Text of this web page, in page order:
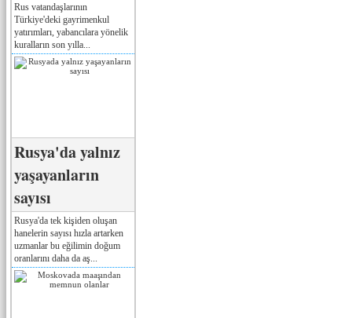
Rus vatandaşlarının
Türkiye'deki gayrimenkul
yatırımları, yabancılara yönelik
kuralların son yılla...
Rusya'da yalnız
yaşayanların
sayısı
Rusya'da tek kişiden oluşan
hanelerin sayısı hızla artarken
uzmanlar bu eğilimin doğum
oranlarını daha da aş...